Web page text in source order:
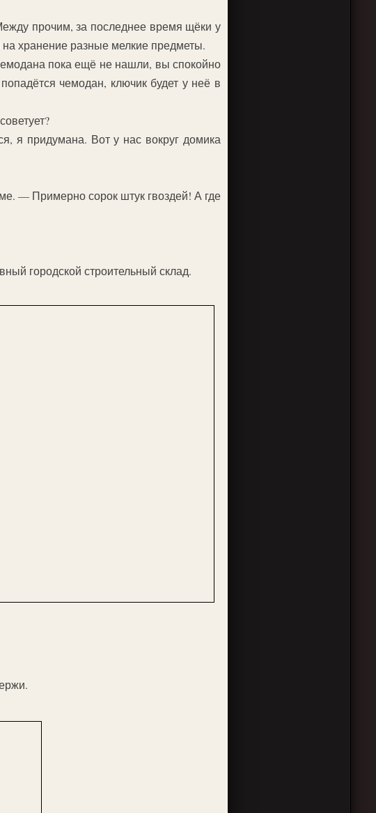
прочим, за последнее время щёки у
на хранение разные мелкие предметы.
пока ещё не нашли, вы спокойно
чемодан, ключик будет у неё в
я придумана. Вот у нас вокруг домика
— Примерно сорок штук гвоздей! А где
городской строительный склад.